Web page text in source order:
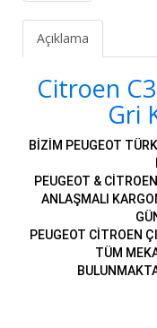
Açıklama
Citroen
Gri
BİZİM PEUGEOT
PEUGEOT &
ANLAŞMALI
PEUGEOT CİTROEN
TÜM